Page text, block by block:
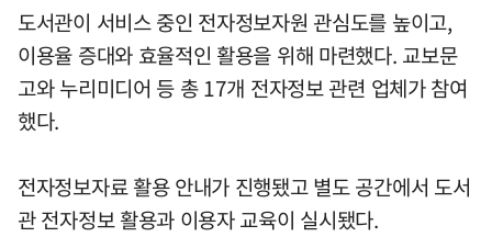
도서관이 서비스 중인 전자정보자원 관심도를 높이고,
이용율 증대와 효율적인 활용을 위해 마련했다. 교보문
고와 누리미디어 등 총 17개 전자정보 관련 업체가 참여
했다.
전자정보자료 활용 안내가 진행됐고 별도 공간에서 도서
관 전자정보 활용과 이용자 교육이 실시됐다.